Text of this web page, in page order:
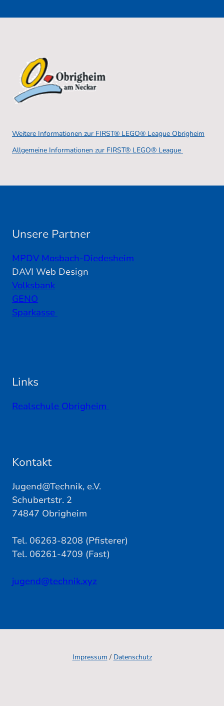
Weitere Informationen zur FIRST® LEGO® League Obrigheim
Allgemeine Informationen zur FIRST® LEGO® League
Unsere Partner
MPDV Mosbach-Diedesheim
DAVI Web Design
Volksbank
GENO
Sparkasse
Links
Realschule Obrigheim
Kontakt
Jugend@Technik, e.V.
Schubertstr. 2
74847 Obrigheim
Tel. 06263-8208 (Pfisterer)
Tel. 06261-4709 (Fast)
jugend@technik.xyz
Impressum / Datenschutz